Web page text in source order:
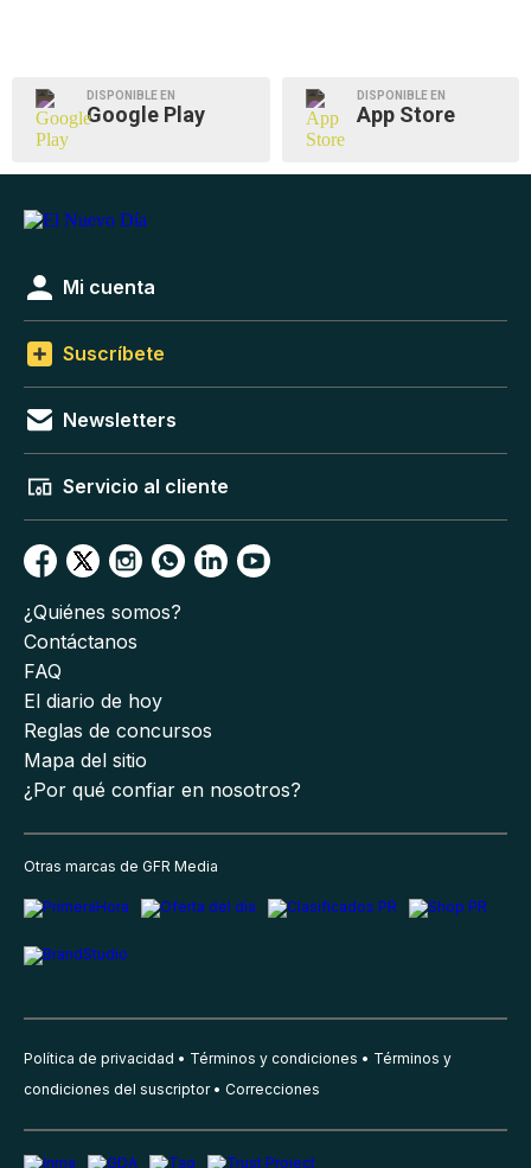
DISPONIBLE EN
Google Play
DISPONIBLE EN
App Store
Mi cuenta
Suscríbete
Newsletters
Servicio al cliente
¿Quiénes somos?
Contáctanos
FAQ
El diario de hoy
Reglas de concursos
Mapa del sitio
¿Por qué confiar en nosotros?
Otras marcas de GFR Media
Política de privacidad Términos y condiciones
Términos y
condiciones del suscriptor
Correcciones